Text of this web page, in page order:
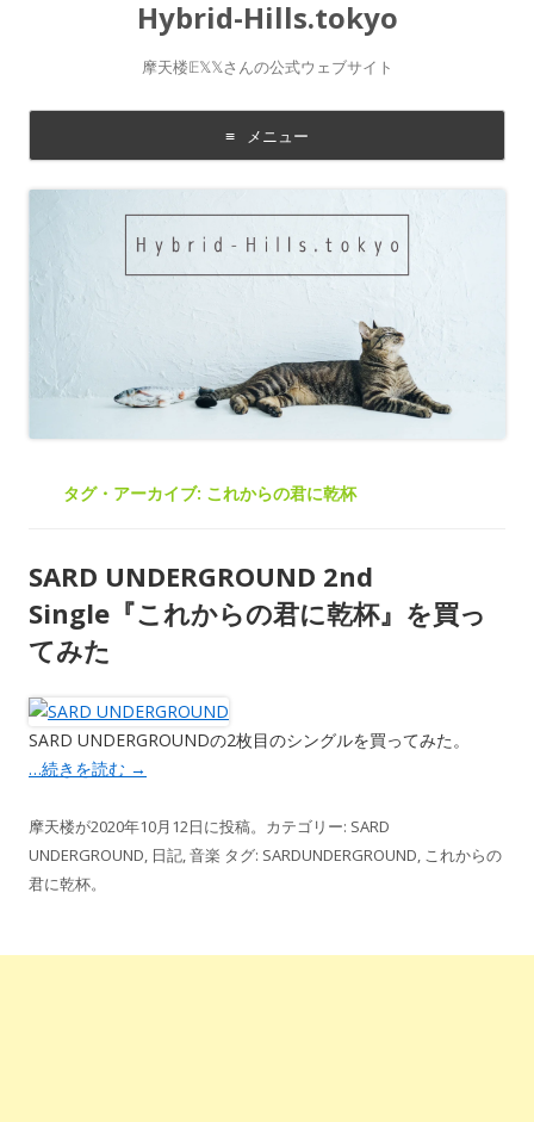
Hybrid-Hills.tokyo
摩天楼𝔼𝕏𝕏さんの公式ウェブサイト
メニュー
コ
ン
動
タグ・アーカイブ: これからの君に乾杯
SARD UNDERGROUND 2nd
Single『これからの君に乾杯』を買っ
てみた
SARD UNDERGROUNDの2枚目のシングルを買ってみた。
…続きを読む →
摩天楼が2020年10月12日に投稿。カテゴリー: SARD
UNDERGROUND, 日記,音楽 タグ: SARDUNDERGROUND, これからの
君に乾杯。